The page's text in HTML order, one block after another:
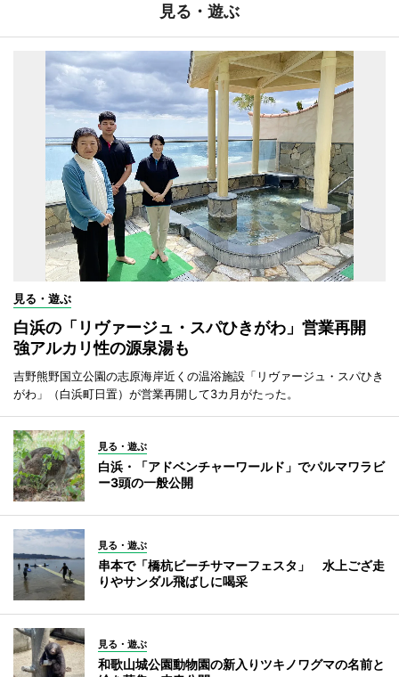
見る・遊ぶ
見る・遊ぶ
白浜の「リヴァージュ・スパひきがわ」営業再開
強アルカリ性の源泉湯も
吉野熊野国立公園の志原海岸近くの温浴施設「リヴァージュ・スパひき
がわ」（白浜町日置）が営業再開して3カ月がたった。
見る・遊ぶ
白浜・「アドベンチャーワールド」でパルマワラビ
ー3頭の一般公開
見る・遊ぶ
串本で「橋杭ビーチサマーフェスタ」 水上ござ走
りやサンダル飛ばしに喝采
見る・遊ぶ
和歌山城公園動物園の新入りツキノワグマの名前と